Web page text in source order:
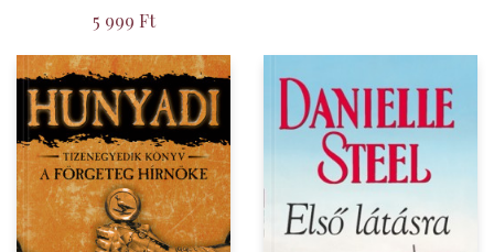
5 999 Ft